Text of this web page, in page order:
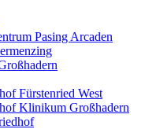
Pasing Arcaden
Fürstenried West
Klinikum Großhadern